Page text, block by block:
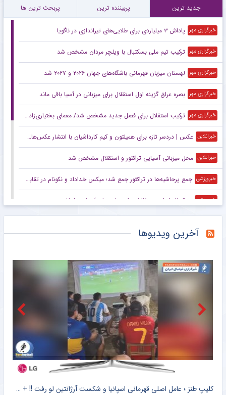
جدید ترین پربیننده ترین پربحث ترین ها
خبرگزاری مهر پاداش ۳ میلیاردی برای طلایی‌های تیراندازی در ناگویا
خبرگزاری مهر ترکیب تیم ملی بسکتبال با ویلچر مردان مشخص شد
خبرگزاری مهر لهستان میزبان قهرمانی باشگاه‌های جهان ۲۰۲۶ و ۲۰۲۷ شد
خبرگزاری مهر بصره عراق گزینه اول استقلال برای میزبانی در آسیا باقی ماند
خبرگزاری مهر ترکیب استقلال برای فصل جدید مشخص شد/ معمای بختیاری‌زاده در یک پست مهم
خبرانلاین عکس | دردسر تازه برای همیلتون و کیم کارداشیان با انتشار عکس‌های جدید
خبرانلاین محل میزبانی آسیایی تراکتور و استقلال مشخص شد
خبرورزشی جمع پرحاشیه‌ها در تراکتور جمع شد؛ میکس خداداد و نکونام در تقابل با ساکت الهامی!
خبرورزشی بسکتبال ایران حریفانش را در بازی‌های آسیایی شناخت
مورینیو به ستاره جدید رئال گیر داد: باید پیشرفت کنی!
خبرگزاری میزان پاداش ویژه برای مدال‌آوران تیراندازی در ناگویا/ ۳ میلیارد برای طلا
لهستان میزبان رقابت‌های والیبال باشگاه‌های جهان ۲۰۲۶ و ۲۰۲۷ شد
خبرگزاری میزان ترکیب تیم ملی بسکتبال با ویلچر مردان برای رقابت‌های قهرمانی جهان مشخص شد
حضور جودوکاران نوجوان ایران در مسابقات قهرمانی جهان
آخرین ویدیوها
کلیپ طنز ؛ عامل اصلی قهرمانی اسپانیا و شکست آرژانتین لو رفت !! + سند